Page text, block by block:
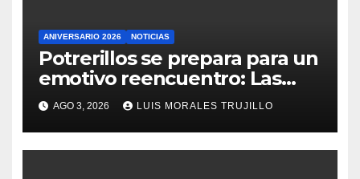
ANIVERSARIO 2026 NOTICIAS
Potrerillos se prepara para un
emotivo reencuentro: Las
comunidades potrerillanas
celebran 108 años de historia
y memoria
AGO 3, 2026 LUIS MORALES TRUJILLO